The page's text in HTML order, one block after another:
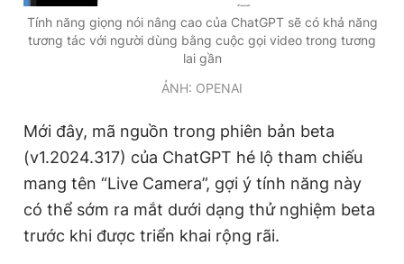
Tính năng giọng nói nâng cao của ChatGPT sẽ có khả năng
tương tác với người dùng bằng cuộc gọi video trong tương
lai gần
ẢNH: OPENAI
Mới đây, mã nguồn trong phiên bản beta
(v1.2024.317) của ChatGPT hé lộ tham chiếu
mang tên “Live Camera”, gợi ý tính năng này
có thể sớm ra mắt dưới dạng thử nghiệm beta
trước khi được triển khai rộng rãi.